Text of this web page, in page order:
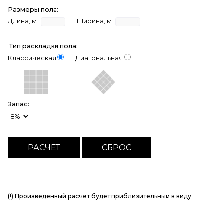
Размеры пола:
Длина, м
Ширина, м
Тип раскладки пола:
Классическая
Диагональная
Запас:
(!) Произведенный расчет будет приблизительным в виду